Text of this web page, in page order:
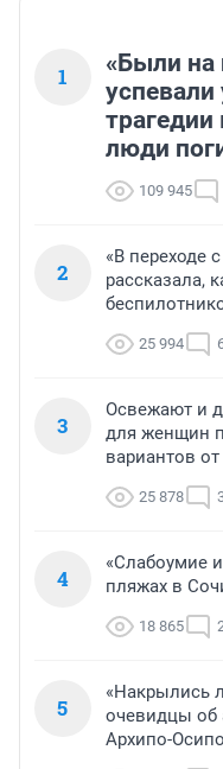
1
«Были
успевали
люди
109 945
2
«В переходе
рассказала,
25 994
3
Освежают и
для женщин
вариантов
25 878
4
«Слабоумие
пляжах в
18 865
5
«Накрылись
очевидцы об
Архипо-